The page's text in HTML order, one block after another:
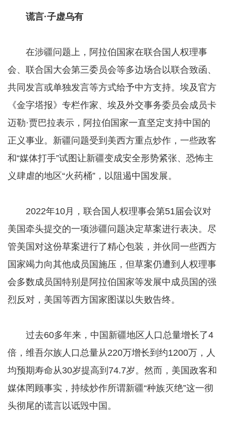
谎言·子虚乌有
在涉疆问题上，阿拉伯国家在联合国人权理事
会、联合国大会第三委员会等多边场合以联合致函、
共同发言或单独发言等方式给予中方支持。埃及官方
《金字塔报》专栏作家、埃及外交事务委员会成员卡
迈勒·贾巴拉表示，阿拉伯国家一直坚定支持中国的
正义事业。新疆问题受到美西方重点炒作，一些政客
和“媒体打手”试图让新疆变成安全形势紧张、恐怖主
义肆虐的地区“火药桶”，以阻遏中国发展。
2022年10月，联合国人权理事会第51届会议对
美国牵头提交的一项涉疆问题决定草案进行表决。尽
管美国对这份草案进行了精心包装，并伙同一些西方
国家竭力向其他成员国施压，但草案仍遭到人权理事
会多数成员国特别是阿拉伯国家等发展中成员国的强
烈反对，美国等西方国家图谋以失败告终。
过去60多年来，中国新疆地区人口总量增长了4
倍，维吾尔族人口总量从220万增长到约1200万，人
均预期寿命从30岁提高到74.7岁。然而，美国政客和
媒体罔顾事实，持续炒作所谓新疆“种族灭绝”这一彻
头彻尾的谎言以诋毁中国。